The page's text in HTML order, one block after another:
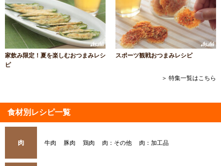
家飲み限定！夏を楽しむおつまみレシ
ピ
スポーツ観戦おつまみレシピ
＞ 特集一覧はこちら
食材別レシピ一覧
肉 牛肉 豚肉 鶏肉 肉：その他 肉：加工品